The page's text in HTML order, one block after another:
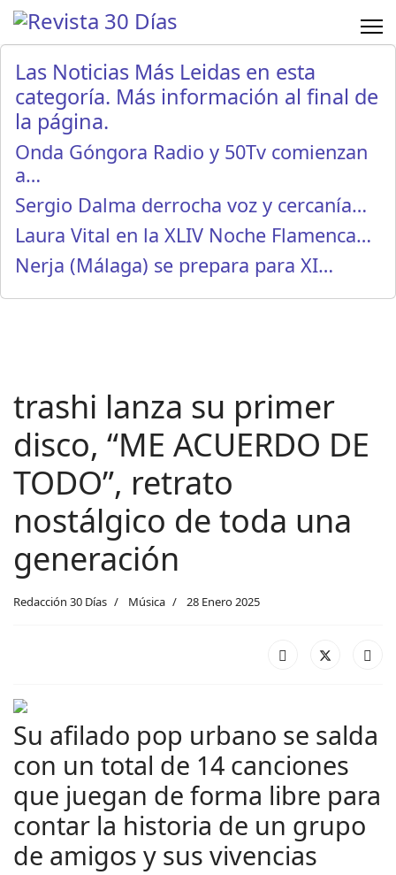
Las Noticias Más Leidas en esta
categoría. Más información al final de
la página.
Onda Góngora Radio y 50Tv comienzan
a…
Sergio Dalma derrocha voz y cercanía…
Laura Vital en la XLIV Noche Flamenca…
Nerja (Málaga) se prepara para XI…
trashi lanza su primer
disco, “ME ACUERDO DE
TODO”, retrato
nostálgico de toda una
generación
Redacción 30 Días Música 28 Enero 2025
Su afilado pop urbano se salda
con un total de 14 canciones
que juegan de forma libre para
contar la historia de un grupo
de amigos y sus vivencias